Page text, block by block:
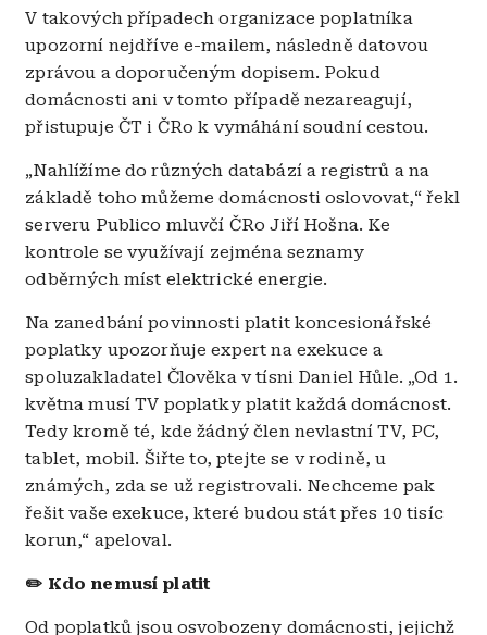
V takových případech organizace poplatníka
upozorní nejdříve e-mailem, následně datovou
zprávou a doporučeným dopisem. Pokud
domácnosti ani v tomto případě nezareagují,
přistupuje ČT i ČRo k vymáhání soudní cestou.
„Nahlížíme do různých databází a registrů a na
základě toho můžeme domácnosti oslovovat,“ řekl
serveru Publico mluvčí ČRo Jiří Hošna. Ke
kontrole se využívají zejména seznamy
odběrných míst elektrické energie.
Na zanedbání povinnosti platit koncesionářské
poplatky upozorňuje expert na exekuce a
spoluzakladatel Člověka v tísni Daniel Hůle. „Od 1.
května musí TV poplatky platit každá domácnost.
Tedy kromě té, kde žádný člen nevlastní TV, PC,
tablet, mobil. Šiřte to, ptejte se v rodině, u
známých, zda se už registrovali. Nechceme pak
řešit vaše exekuce, které budou stát přes 10 tisíc
korun,“ apeloval.
✏️ Kdo nemusí platit
Od poplatků jsou osvobozeny domácnosti, jejichž